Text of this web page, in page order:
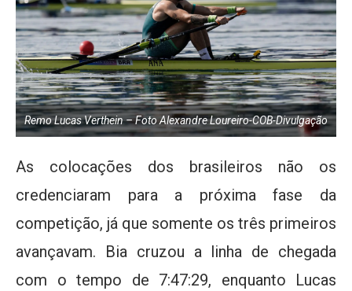
Remo Lucas Verthein – Foto Alexandre Loureiro-COB-Divulgação
As colocações dos brasileiros não os
credenciaram para a próxima fase da
competição, já que somente os três primeiros
avançavam. Bia cruzou a linha de chegada
com o tempo de 7:47:29, enquanto Lucas